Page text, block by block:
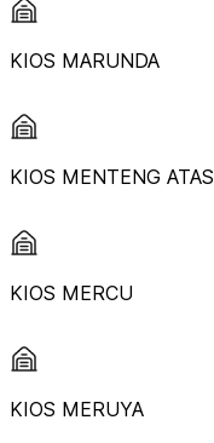
KIOS MARUNDA
KIOS MENTENG ATAS
KIOS MERCU
KIOS MERUYA